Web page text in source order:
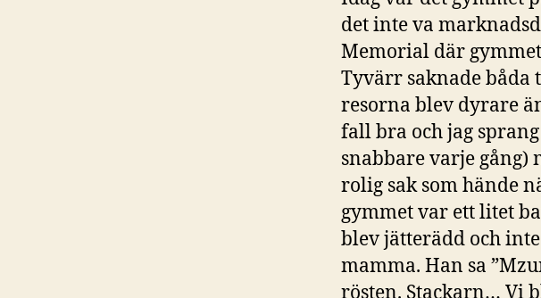
det inte va
Memorial där
Tyvärr saknade båda
resorna blev dyrare
fall bra och jag
snabbare varje gång)
rolig sak som hände
gymmet var ett litet
blev jätterädd och
mamma. Han sa
rösten. Stackarn… Vi